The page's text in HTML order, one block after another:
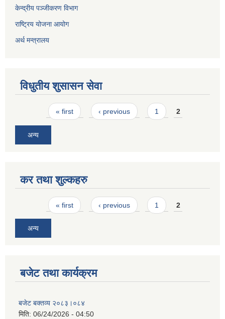
केन्द्रीय पञ्जीकरण विभाग
राष्ट्रिय योजना आयोग
अर्थ मन्त्रालय
विधुतीय शुसासन सेवा
Pages« first ‹ previous 1 2
अन्य
कर तथा शुल्कहरु
Pages« first ‹ previous 1 2
अन्य
बजेट तथा कार्यक्रम
बजेट बक्तव्य २०८३।०८४
मिति: 06/24/2026 - 04:50